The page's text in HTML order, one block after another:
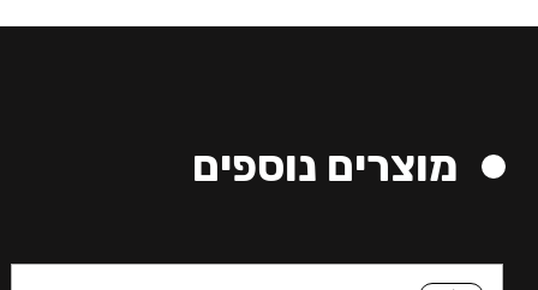
מוצרים נוספים